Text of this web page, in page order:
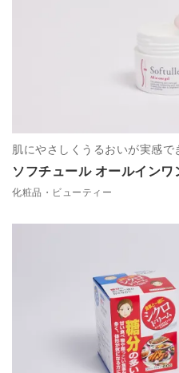
ソフチュール オールインワ
肌にやさしくうるおいが実感で
化粧品・ビューティー